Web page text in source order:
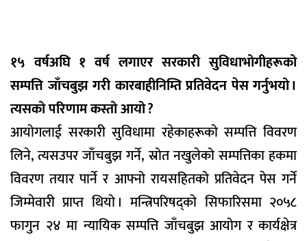
१५ वर्षअघि १ वर्ष लगाएर सरकारी सुविधाभोगीहरूको
सम्पत्ति जाँचबुझ गरी कारबाहीनिम्ति प्रतिवेदन पेस गर्नुभयो ।
त्यसको परिणाम कस्तो आयो ?
आयोगलाई सरकारी सुविधामा रहेकाहरूको सम्पत्ति विवरण
लिने, त्यसउपर जाँचबुझ गर्ने, स्रोत नखुलेको सम्पत्तिका हकमा
विवरण तयार पार्ने र आफ्नो रायसहितको प्रतिवेदन पेस गर्ने
जिम्मेवारी प्राप्त थियो । मन्त्रिपरिषद्को सिफारिसमा २०५८
फागुन २४ मा न्यायिक सम्पत्ति जाँचबुझ आयोग र कार्यक्षेत्र